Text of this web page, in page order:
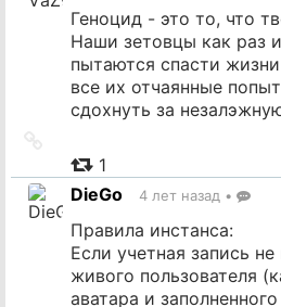
Геноцид - это то, что
Наши зетовцы как раз
пытаются спасти
все их отчаянные
сдохнуть за
источник
1
DieGo
4 лет назад •
Правила инстанса:
Если учетная запись
живого пользователя
аватара и